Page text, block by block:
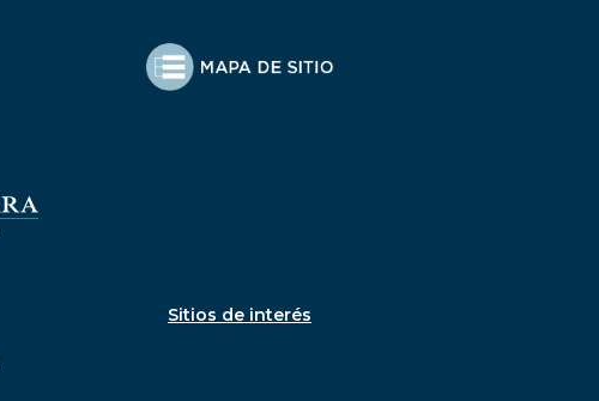
Sitios de interés